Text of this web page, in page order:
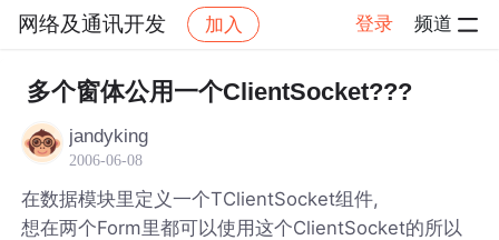
网络及通讯开发 加入 登录 频道
社区 网络及通讯开发 帖子详情
多个窗体公用一个ClientSocket???
jandyking
2006-06-08
在数据模块里定义一个TClientSocket组件,
想在两个Form里都可以使用这个ClientSocket的所以